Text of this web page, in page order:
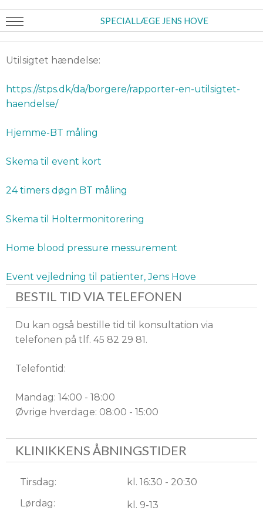
SPECIALLÆGE JENS HOVE
Utilsigtet hændelse:
https://stps.dk/da/borgere/rapporter-en-utilsigtet-
haendelse/
Hjemme-BT måling
Skema til event kort
24 timers døgn BT måling
Skema til Holtermonitorering
Home blood pressure messurement
Event vejledning til patienter, Jens Hove
BESTIL TID VIA TELEFONEN
Du kan også bestille tid til konsultation via
telefonen på tlf. 45 82 29 81.
Telefontid:
Mandag: 14:00 - 18:00
Øvrige hverdage: 08:00 - 15:00
KLINIKKENS ÅBNINGSTIDER
Tirsdag:
kl. 16:30 - 20:30
Lørdag:
kl. 9-13